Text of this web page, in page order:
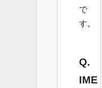
で
す。
Q.
IME